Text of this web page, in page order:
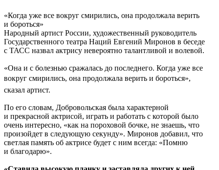
«Когда уже все вокруг смирились, она продолжала верить
и бороться»
Народный артист России, художественный руководитель
Государственного театра Наций Евгений Миронов в беседе
с ТАСС назвал актрису невероятно талантливой и волевой.
«Она и с болезнью сражалась до последнего. Когда уже все
вокруг смирились, она продолжала верить и бороться», 
сказал артист.
По его словам, Добровольская была характерной
и прекрасной актрисой, играть и работать с которой было
очень интересно, «как на пороховой бочке, не знаешь, что
произойдет в следующую секунду». Миронов добавил, что
светлая память об актрисе будет с ним всегда: «Помню
и благодарю».